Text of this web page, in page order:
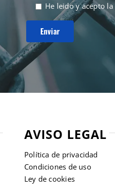
He leido y acepto la
AVISO LEGAL
Política de privacidad
Condiciones de uso
Ley de cookies